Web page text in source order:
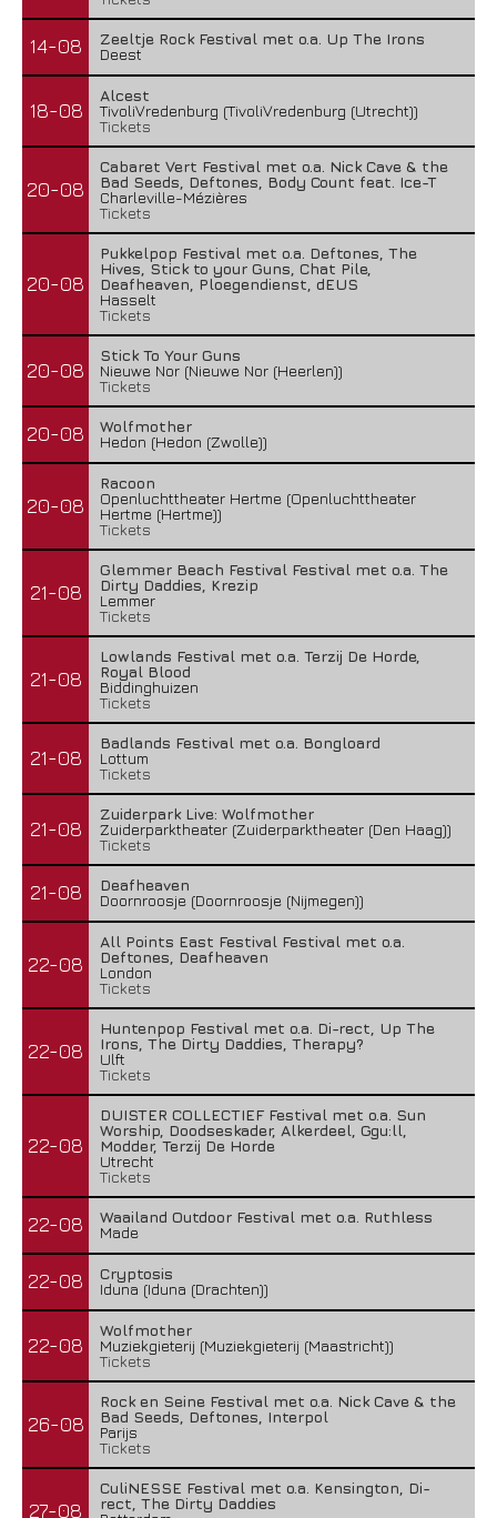
14-08
Zeeltje Rock Festival met o.a. Up The Irons
Deest
18-08
Alcest
TivoliVredenburg (TivoliVredenburg (Utrecht))
Tickets
20-08
Cabaret Vert Festival met o.a. Nick Cave & the
Bad Seeds, Deftones, Body Count feat. Ice-T
Charleville-Mézières
Tickets
20-08
Pukkelpop Festival met o.a. Deftones, The
Hives, Stick to your Guns, Chat Pile,
Deafheaven, Ploegendienst, dEUS
Hasselt
Tickets
20-08
Stick To Your Guns
Nieuwe Nor (Nieuwe Nor (Heerlen))
Tickets
20-08
Wolfmother
Hedon (Hedon (Zwolle))
20-08
Racoon
Openluchttheater Hertme (Openluchttheater
Hertme (Hertme))
Tickets
21-08
Glemmer Beach Festival Festival met o.a. The
Dirty Daddies, Krezip
Lemmer
Tickets
21-08
Lowlands Festival met o.a. Terzij De Horde,
Royal Blood
Biddinghuizen
Tickets
21-08
Badlands Festival met o.a. Bongloard
Lottum
Tickets
21-08
Zuiderpark Live: Wolfmother
Zuiderparktheater (Zuiderparktheater (Den Haag))
Tickets
21-08
Deafheaven
Doornroosje (Doornroosje (Nijmegen))
22-08
All Points East Festival Festival met o.a.
Deftones, Deafheaven
London
Tickets
22-08
Huntenpop Festival met o.a. Di-rect, Up The
Irons, The Dirty Daddies, Therapy?
Ulft
Tickets
22-08
DUISTER COLLECTIEF Festival met o.a. Sun
Worship, Doodseskader, Alkerdeel, Ggu:ll,
Modder, Terzij De Horde
Utrecht
Tickets
22-08
Waailand Outdoor Festival met o.a. Ruthless
Made
22-08
Cryptosis
Iduna (Iduna (Drachten))
22-08
Wolfmother
Muziekgieterij (Muziekgieterij (Maastricht))
Tickets
26-08
Rock en Seine Festival met o.a. Nick Cave & the
Bad Seeds, Deftones, Interpol
Parijs
Tickets
27-08
CuliNESSE Festival met o.a. Kensington, Di-
rect, The Dirty Daddies